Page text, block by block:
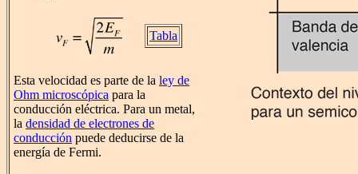
Tabla
Esta velocidad es parte de la ley de
Ohm microscópica para la
conducción eléctrica. Para un metal,
la densidad de electrones de
conducción puede deducirse de la
energía de Fermi.